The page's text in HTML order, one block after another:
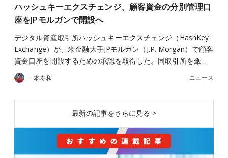
ハッシュキーエクスチェンジ、顧客資金の分別管理口
座をJPモルガンで開設へ
デジタル資産取引所ハッシュキーエクスチェンジ（HashKey
Exchange）が、米金融大手JPモルガン（J.P. Morgan）で顧客
資金口座を開設するための承認を取得した。同取引所を傘…
一本寿和 ニュース
最新の記事をさらに見る >